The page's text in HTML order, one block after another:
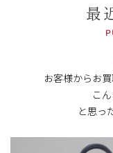
最
お客様からお
こ
と思っ